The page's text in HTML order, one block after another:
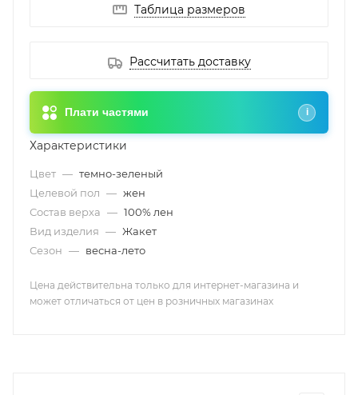
Таблица размеров
Рассчитать доставку
Плати частями i
Характеристики
Цвет — темно-зеленый
Целевой пол — жен
Состав верха — 100% лен
Вид изделия — Жакет
Сезон — весна-лето
Цена действительна только для интернет-магазина и
может отличаться от цен в розничных магазинах